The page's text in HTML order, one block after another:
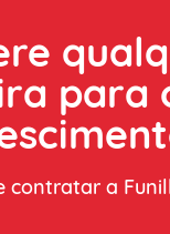
para
contratar a